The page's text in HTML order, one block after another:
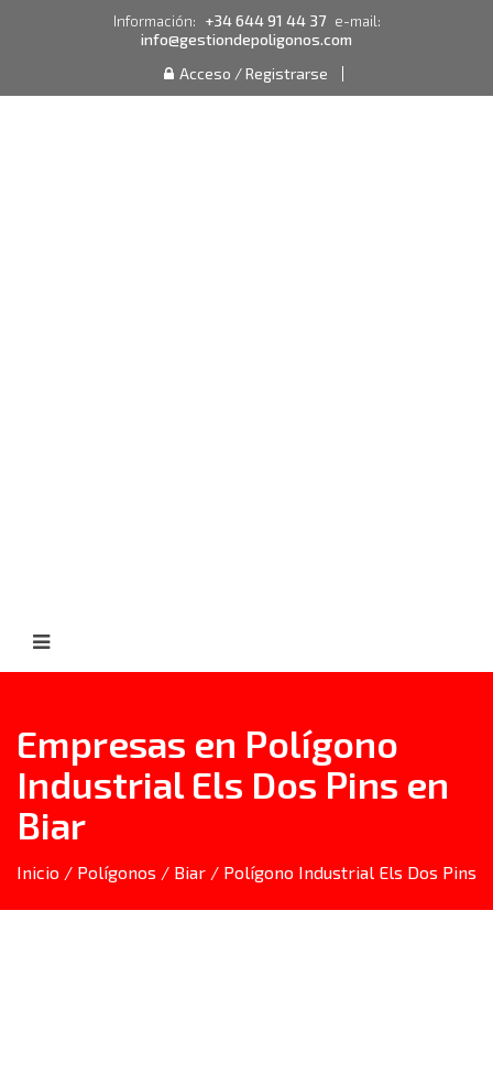
Información: +34 644 91 44 37 e-mail:
info@gestiondepoligonos.com
Acceso / Registrarse
Empresas en Polígono
Industrial Els Dos Pins en
Biar
Inicio / Polígonos / Biar / Polígono Industrial Els Dos Pins